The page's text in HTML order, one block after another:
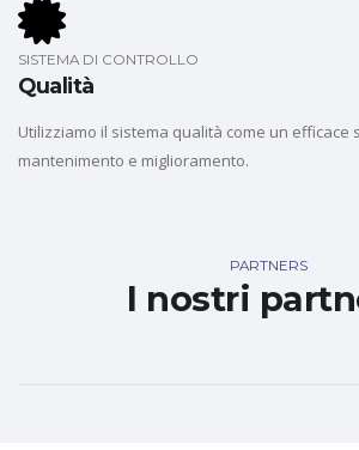
SISTEMA DI CONTROLLO
Qualità
Utilizziamo il sistema qualità come un efficace
mantenimento e miglioramento.
PARTNERS
I nostri